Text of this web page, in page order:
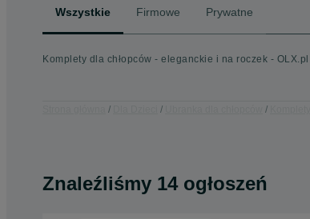
Wszystkie Firmowe Prywatne
Komplety dla chłopców - eleganckie i na roczek - OLX.pl
Znaleźliśmy 14 ogłoszeń